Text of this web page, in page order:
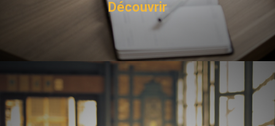
Découvrir